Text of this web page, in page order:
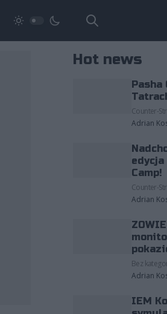
Hot news
Pasha
Counter-
Adrian
edycja
Camp!
Counter-
Adrian
Bez
Adrian
IEM